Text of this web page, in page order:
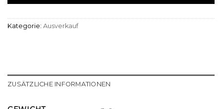
Kategorie: Ausverkauf
ZUSÄTZLICHE INFORMATIONEN